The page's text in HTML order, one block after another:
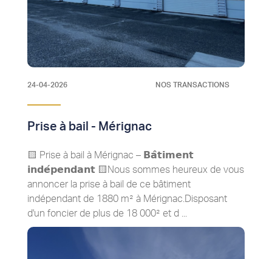
24-04-2026 NOS TRANSACTIONS
Prise à bail - Mérignac
🟨 Prise à bail à Mérignac – 𝗕𝗮̂𝘁𝗶𝗺𝗲𝗻𝘁
𝗶𝗻𝗱𝗲́𝗽𝗲𝗻𝗱𝗮𝗻𝘁 🟨Nous sommes heureux de vous
annoncer la prise à bail de ce bâtiment
indépendant de 1880 m² à Mérignac.Disposant
d'un foncier de plus de 18 000² et d ...